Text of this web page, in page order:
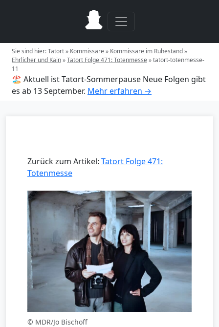
Sie sind hier:Tatort» Kommissare» Kommissare im Ruhestand»
Ehrlicher und Kain»Tatort Folge 471: Totenmesse»tatort-totenmesse-
11
🏖️ Aktuell ist Tatort-Sommerpause Neue Folgen gibt
es ab 13 September. Mehr erfahren →
Zurück zum Artikel: Tatort Folge 471:
Totenmesse
© MDR/Jo Bischoff